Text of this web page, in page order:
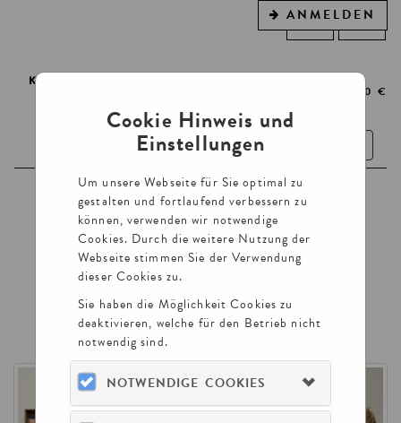
Cookie Hinweis und
Einstellungen
Um unsere Webseite für Sie optimal zu
gestalten und fortlaufend verbessern zu
können, verwenden wir notwendige
Cookies. Durch die weitere Nutzung der
Webseite stimmen Sie der Verwendung
dieser Cookies zu.
Sie haben die Möglichkeit Cookies zu
deaktivieren, welche für den Betrieb nicht
notwendig sind.
NOTWENDIGE COOKIES
WARENKORB
0,00 €
ANMELDEN
TICKETS
FÜHRUNGEN
GUTSCHEINE
VORTRÄGE UND LESUNGEN